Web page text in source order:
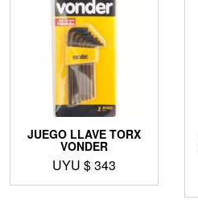
JUEGO LLAVE TORX
VONDER
UYU $343